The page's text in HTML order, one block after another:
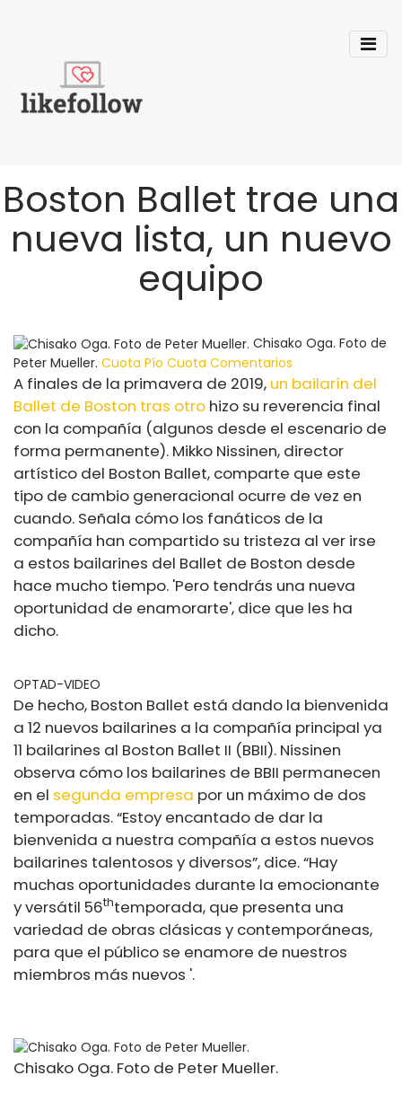
Boston Ballet trae una
nueva lista, un nuevo
equipo
Chisako Oga. Foto de
Peter Mueller. Cuota Pío Cuota Comentarios
A finales de la primavera de 2019, un bailarín del
Ballet de Boston tras otro hizo su reverencia final
con la compañía (algunos desde el escenario de
forma permanente). Mikko Nissinen, director
artístico del Boston Ballet, comparte que este
tipo de cambio generacional ocurre de vez en
cuando. Señala cómo los fanáticos de la
compañía han compartido su tristeza al ver irse
a estos bailarines del Ballet de Boston desde
hace mucho tiempo. 'Pero tendrás una nueva
oportunidad de enamorarte', dice que les ha
dicho.
OPTAD-VIDEO
De hecho, Boston Ballet está dando la bienvenida
a 12 nuevos bailarines a la compañía principal ya
11 bailarines al Boston Ballet II (BBII). Nissinen
observa cómo los bailarines de BBII permanecen
en el segunda empresa por un máximo de dos
temporadas. “Estoy encantado de dar la
bienvenida a nuestra compañía a estos nuevos
bailarines talentosos y diversos”, dice. “Hay
muchas oportunidades durante la emocionante
y versátil 56thtemporada, que presenta una
variedad de obras clásicas y contemporáneas,
para que el público se enamore de nuestros
miembros más nuevos '.
Chisako Oga. Foto de Peter Mueller.